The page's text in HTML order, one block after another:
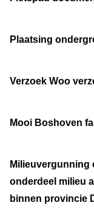
Plaatsing
Verzoek Woo
Mooi Boshoven
onderdeel milieu
binnen provincie